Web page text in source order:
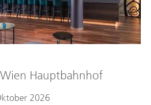
Hauptbahnhof
2026